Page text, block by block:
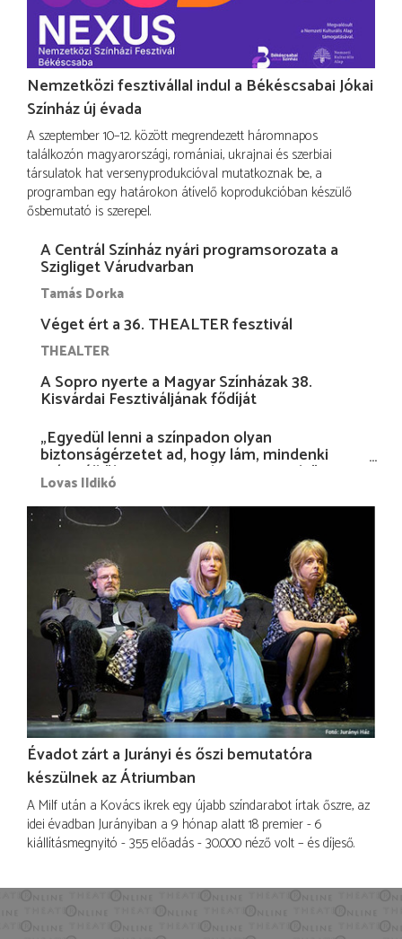
Nemzetközi fesztivállal indul a Békéscsabai Jókai
Színház új évada
A szeptember 10–12. között megrendezett háromnapos
találkozón magyarországi, romániai, ukrajnai és szerbiai
társulatok hat versenyprodukcióval mutatkoznak be, a
programban egy határokon átívelő koprodukcióban készülő
ősbemutató is szerepel.
A Centrál Színház nyári programsorozata a
Szigliget Várudvarban
Tamás Dorka
Véget ért a 36. THEALTER fesztivál
THEALTER
A Sopro nyerte a Magyar Színházak 38.
Kisvárdai Fesztiváljának fődíját
„Egyedül lenni a színpadon olyan
biztonságérzetet ad, hogy lám, mindenki
más nélkül is megvagyok magammal…”
Lovas Ildikó
Évadot zárt a Jurányi és őszi bemutatóra
készülnek az Átriumban
A Milf után a Kovács ikrek egy újabb színdarabot írtak őszre, az
idei évadban Jurányiban a 9 hónap alatt 18 premier - 6
kiállításmegnyitó - 355 előadás - 30.000 néző volt – és díjeső.